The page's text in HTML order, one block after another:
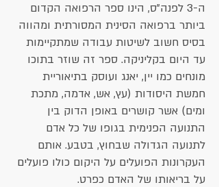
ה-3 לפנה"ס, הינו ספר הרפואה הקדום
ביותר ברפואה הסינית המסורתית ומהווה
בסיס חשוב לשיטות עבודה שמתקיימות
עד היום בקליניקה. ספר זה שוזר בתוכו
מונחים כמו יין, יאנג ועוסק בתיאוריית
חמשת היסודות (עץ, אש, אדמה, מתכת
ומים) אשר קושרים באופן הדוק בין
התנועה הפנימית בגופו של כל אדם
לתנועה הגדולה שבחוץ, בטבע. אותם
העקרונות הפועלים על היקום כולו פועלים
על בריאותו של האדם כפרט.